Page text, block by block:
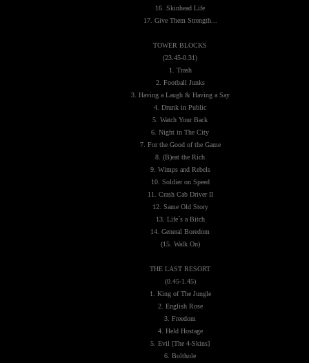
16. Skinhead Life
17. Give Them Strength...
TOWER BLOCKS
(23.45-0.31)
1. Trash
2. Football Junks
3. Having a Laugh & Having a Say
4. Drunk in Public
5. Watch Your Back
6. Night in The City
7. For the Good of the Game
8. (B)eat the Rich
9. Wimps and Rebels
10. Soldier on Speed
11. Crash Cab Driver II
12. Same Old Story
13. Life´s a Bitch
14. General Boredom
(15. Walk On)
THE LAST RESORT
(0.45-1.45)
1. King of The Jungle
2. English Rose
3. Freedom
4. Held Hostage
5. Evil [The 4-Skins]
6. Bolthole